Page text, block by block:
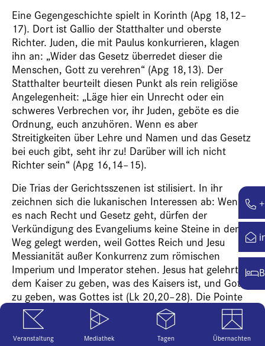
Eine Gegengeschichte spielt in Korinth (Apg 18,12–
17). Dort ist Gallio der Statthalter und oberste
Richter. Juden, die mit Paulus konkurrieren, klagen
ihn an: „Wider das Gesetz überredet dieser die
Menschen, Gott zu verehren“ (Apg 18,13). Der
Statthalter beurteilt diesen Punkt als rein religiöse
Angelegenheit: „Läge hier ein Unrecht oder ein
schweres Verbrechen vor, ihr Juden, geböte es die
Ordnung, euch anzuhören. Wenn es aber
Streitigkeiten über Lehre und Namen und das Gesetz
bei euch gibt, seht ihr zu! Darüber will ich nicht
Richter sein“ (Apg 16,14–15).
Die Trias der Gerichtsszenen ist stilisiert. In ihr
zeichnen sich die lukanischen Interessen ab: Wenn
es nach Recht und Gesetz geht, dürfen der
Verkündigung des Evangeliums keine Steine in den
Weg gelegt werden, weil Gottes Reich und Jesu
Messianität außer Konkurrenz zum römischen
Imperium und Imperator stehen. Jesus hat gelehrt,
dem Kaiser zu geben, was des Kaisers ist, und Gott
zu geben, was Gottes ist (Lk 20,20–28). Die Pointe
ist keine schiedlich-friedliche Trennung. Gott ist
vielmehr alles zu geben; innerhalb dessen gibt einen
kleinen, aber wichtigen Bereich, der dem Kaiser zu
Veranstaltung Mediathek Tagen Übernachten